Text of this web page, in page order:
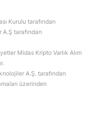
Kurulu tarafından
tarafından
Midas Kripto Varlık Alım
A.Ş. tarafından
üzerinden